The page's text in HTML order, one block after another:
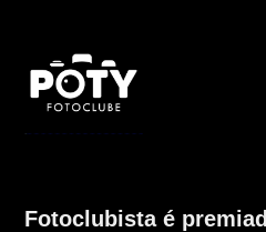
Fotoclubista é